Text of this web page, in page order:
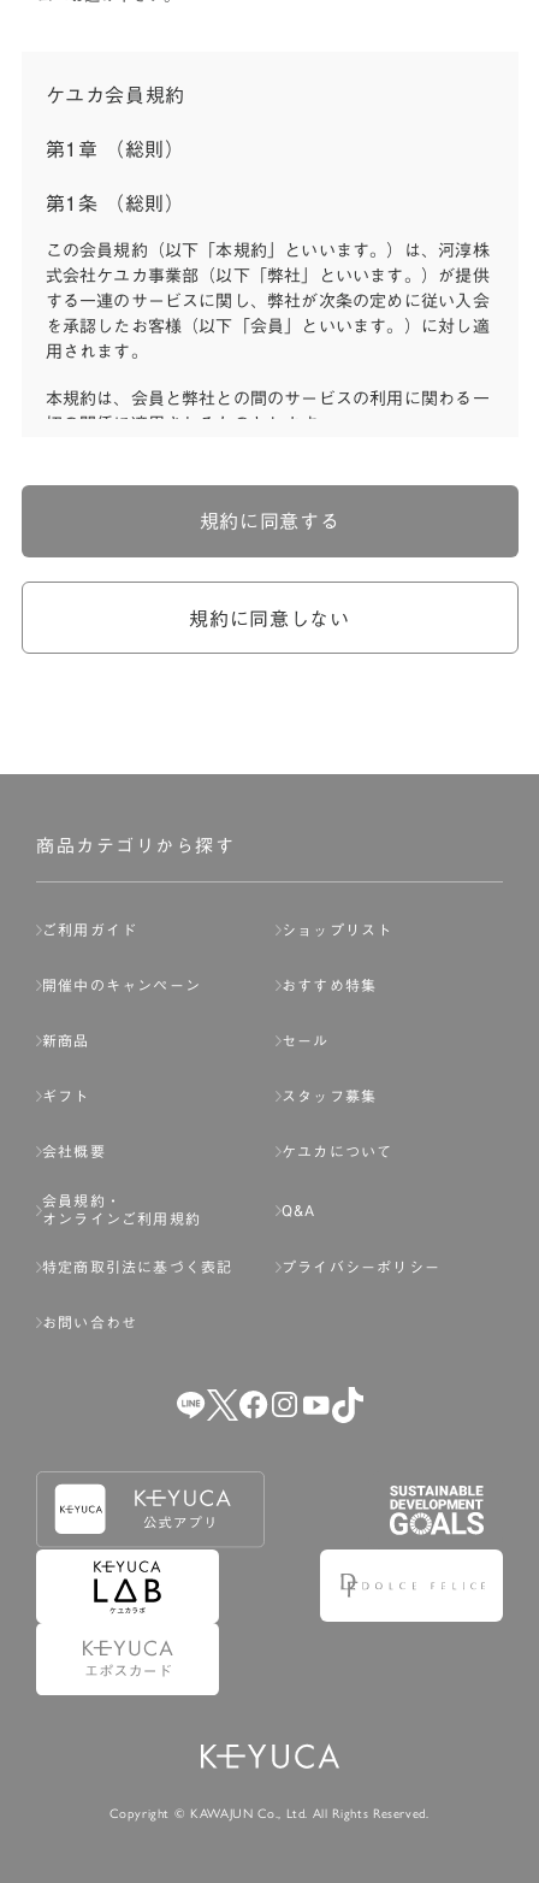
ケユカ会員規約
第1章 （総則）
第1条 （総則）
この会員規約（以下「本規約」といいます。）は、河淳株
式会社ケユカ事業部（以下「弊社」といいます。）が提供
する一連のサービスに関し、弊社が次条の定めに従い入会
を承認したお客様（以下「会員」といいます。）に対し適
用されます。
本規約は、会員と弊社との間のサービスの利用に関わる一
切の関係に適用されるものとします。
ら個別規定はその名称のいかんに関わらず、本規約の一部
めが優先されるものとします。
ません。
ページへの入力、または弊社が別途指定する方法に従って
基づき判断した場合は、弊社は、その登録を取り消すこと
のいずれかの事由に該当する場合は、その登録を拒否し、
または事前に通知することなく一旦なされた登録を取り消
いる場合。
（5） その他、本規約または個別規定に違反した場合。
4.会員登録が取り消された場合においても、当該会員は、
弊社とのお取引等により既に発生した支払義務等の取引上
の義務および本規約上の義務の履行責任を免れないものと
します。
5.仮登録とは、ケユカが提供するアプリ等でサービスを利
用するための簡易的な会員登録（以下「仮登録」といいま
6.仮登録をすることで、第9条のポイント付与を受けるこ
7.仮登録状態はポイントの利用は行えず、第3条1項の通り
規約に同意しない
規約に同意する
商品カテゴリから探す
ご利用ガイド ショップリスト
開催中のキャンペーン おすすめ特集
新商品 セール
ギフト スタッフ募集
会社概要 ケユカについて
会員規約・
オンラインご利用規約
Q&A
特定商取引法に基づく表記 プライバシーポリシー
お問い合わせ
Copyright © KAWAJUN Co., Ltd. All Rights Reserved.